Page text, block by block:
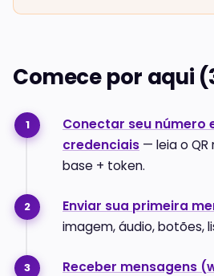
Comece por aqui
Conectar seu número
credenciais — leia o QR
base + token.
Enviar sua primeira
imagem, áudio, botões,
Receber mensagens